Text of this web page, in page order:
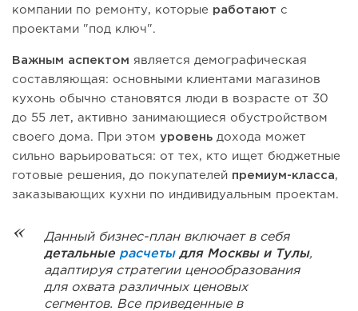
компании по ремонту, которые работают с
проектами "под ключ".
Важным аспектом является демографическая
составляющая: основными клиентами магазинов
кухонь обычно становятся люди в возрасте от 30
до 55 лет, активно занимающиеся обустройством
своего дома. При этом уровень дохода может
сильно варьироваться: от тех, кто ищет бюджетные
готовые решения, до покупателей премиум-класса,
заказывающих кухни по индивидуальным проектам.
Данный бизнес-план включает в себя
детальные расчетыдля Москвы и Тулы,
адаптируя стратегии ценообразования
для охвата различных ценовых
сегментов. Все приведенные в